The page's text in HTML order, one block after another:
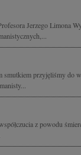
Jerzego Limona
przyjęliśmy do
z powodu